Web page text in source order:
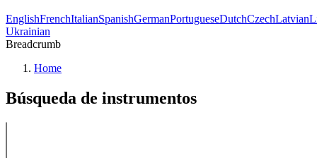
EnglishFrenchItalianSpanishGermanPortugueseDutchCzechLatvian
Ukrainian
Breadcrumb
Home
Búsqueda de instrumentos